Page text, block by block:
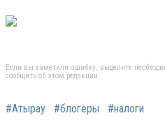
Если вы заметили ошибку, выделите
сообщить об этом редакции
#Атырау #блогеры #налоги